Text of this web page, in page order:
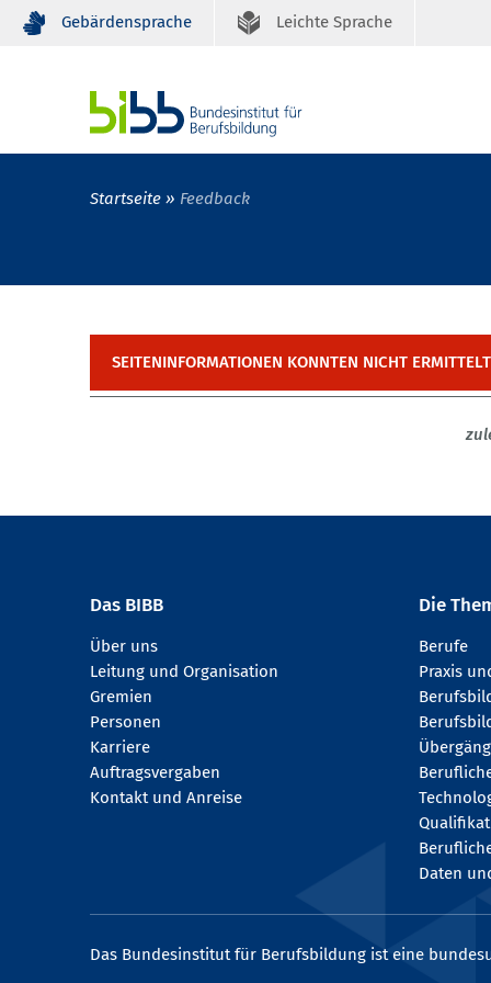
Gebärdensprache Leichte Sprache
Startseite Feedback
SEITENINFORMATIONEN KONNTEN NICHT
Das BIBB
Über uns
Leitung und Organisation
Gremien
Personen
Karriere
Auftragsvergaben
Kontakt und Anreise
Die
Berufe
Praxis
Daten
Das Bundesinstitut für Berufsbildung ist eine